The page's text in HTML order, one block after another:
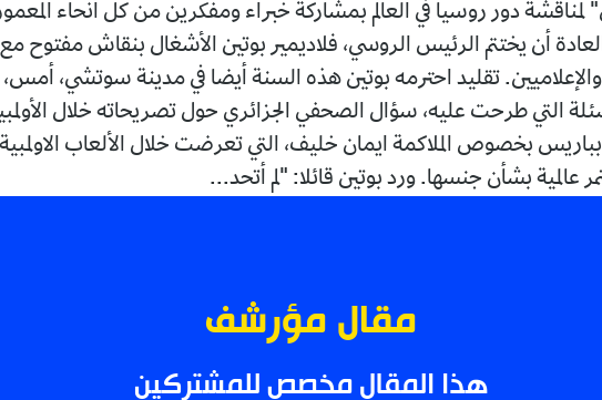
لمناقشة دور روسيا في العالم بمشاركة خبراء ومفكرين من كل أنحاء
أن يختتم الرئيس الروسي، فلاديمير بوتين الأشغال بنقاش مفتوح مع
تقليد احترمه بوتين هذه السنة أيضا في مدينة سوتشي،
التي طرحت عليه، سؤال الصحفي الجزائري حول تصريحاته خلال
بباريس بخصوص الملاكمة ايمان خليف، التي تعرضت خلال الألعاب الاولمبية
عالمية بشأن جنسها. ورد بوتين قائلا: "لم أتحد...
مقال مؤرشف
هذا المقال مخصص للمشتركين